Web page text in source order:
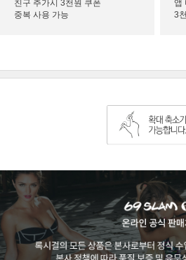
친구 추가시 3천원 쿠폰
중복 사용 가능
앱
3